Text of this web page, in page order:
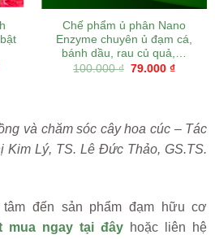
Chế phẩm ủ phân Nano
Enzyme chuyên ủ đạm cá,
bánh dầu, rau củ quả,…
100.000₫ Original
79.000₫Current
và chăm sóc cây hoa cúc – Tác
Kim Lý, TS. Lê Đức Thảo, GS.TS.
tâm đến sản phẩm đạm hữu cơ
mua ngay tại đây hoặc liên hệ